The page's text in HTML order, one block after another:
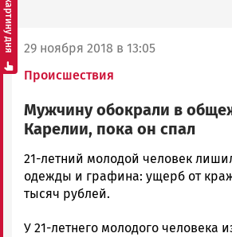
29 ноября 2018 в 13:05
Происшествия
Мужчину обокрали в
Карелии, пока он спал
Корректор
Новости
Петрозаводска
Карелии
21-летний молодой человек
одежды и графина: ущерб от
тысяч рублей.
У 21-летнего молодого человека